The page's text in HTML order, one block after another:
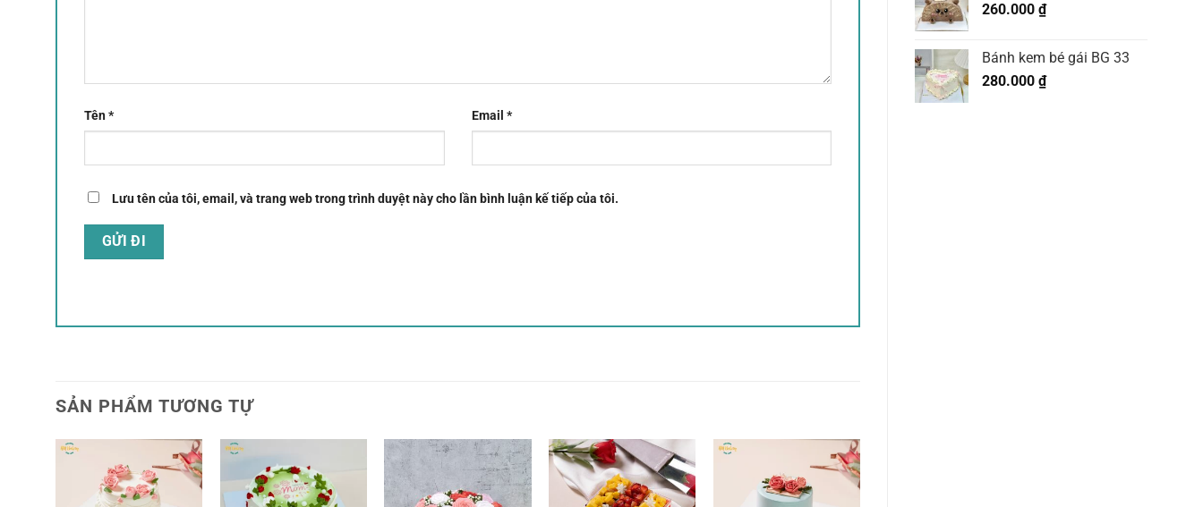
260.000 ₫
Bánh kem bé gái BG 33
280.000 ₫
Tên* Email *
Lưu tên của tôi, email, và trang web trong trình duyệt này cho lần bình luận kế tiếp của tôi.
SẢN PHẨM TƯƠNG TỰ